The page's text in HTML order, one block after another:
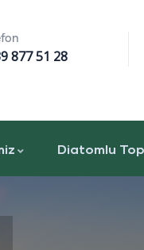
877 51 28
Diatomlu